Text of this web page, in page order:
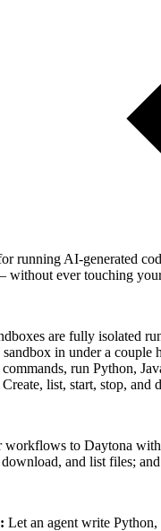
running AI-generated
ever touching
are fully isolated
sandbox in under a couple
run Python,
Create, list, start, stop, and
to Daytona
and list files;
Let an agent write